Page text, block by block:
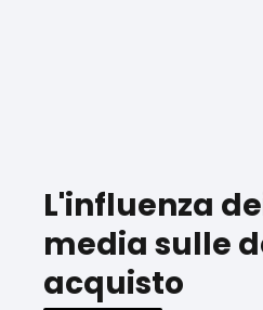
L'influenza
media sulle
acquisto